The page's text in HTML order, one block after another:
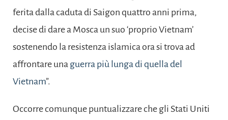
ferita dalla caduta di Saigon quattro anni prima,
decise di dare a Mosca un suo ‘proprio Vietnam’
sostenendo la resistenza islamica ora si trova ad
affrontare una guerra più lunga di quella del
Vietnam”.
Occorre comunque puntualizzare che gli Stati Uniti